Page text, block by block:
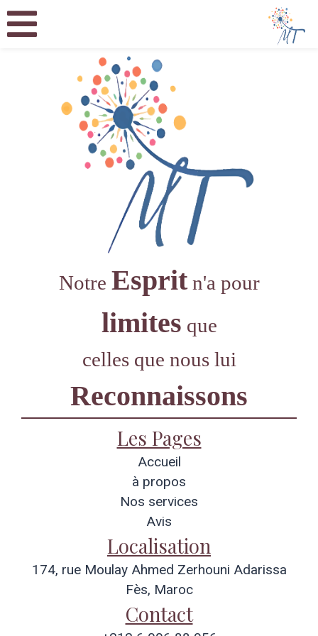
Notre Espritn'a pour
limites que
celles que nous lui
Reconnaissons
Les Pages
Accueil
à propos
Nos services
Avis
Localisation
174, rue Moulay Ahmed Zerhouni Adarissa
Fès, Maroc
Contact